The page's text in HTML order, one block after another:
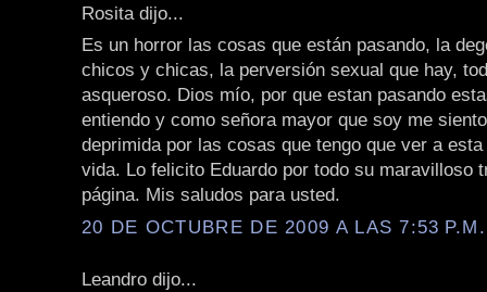
Rosita dijo...
Es un horror las cosas que están pasando, la
chicos y chicas, la perversión sexual que hay,
asqueroso. Dios mío, por que estan pasando
entiendo y como señora mayor que soy me
deprimida por las cosas que tengo que ver a
vida. Lo felicito Eduardo por todo su maravilloso
página. Mis saludos para usted.
20 DE OCTUBRE DE 2009 A LAS 7:53 P.M.
Leandro dijo...